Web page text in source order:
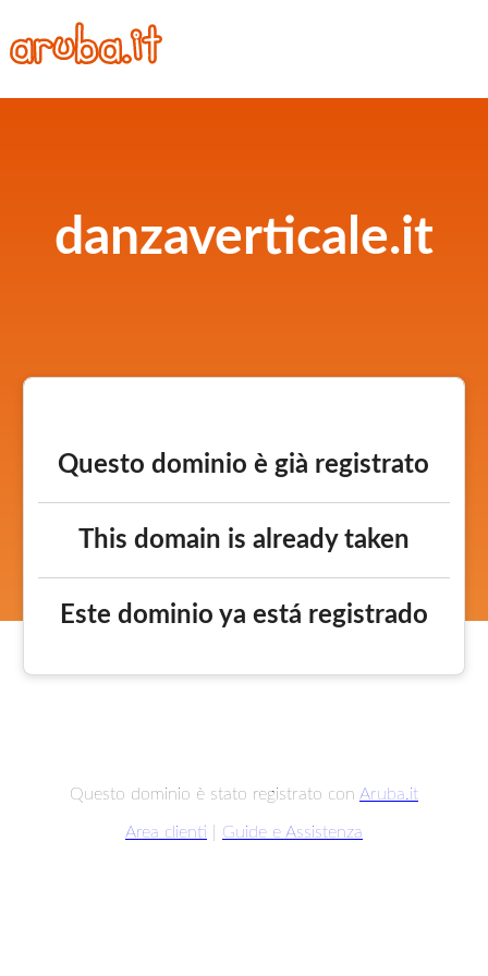
danzaverticale.it
Questo dominio è già registrato
This domain is already taken
Este dominio ya está registrado
Questo dominio è stato registrato con Aruba.it
Area clienti Guide e Assistenza